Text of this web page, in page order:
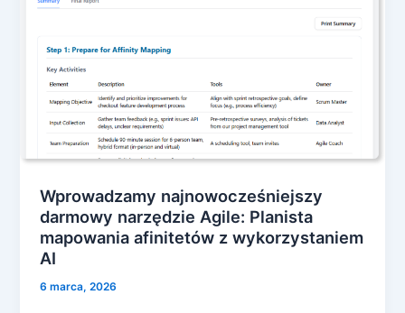
Wprowadzamy najnowocześniejszy
darmowy narzędzie Agile: Planista
mapowania afinitetów z wykorzystaniem
AI
6 marca, 2026